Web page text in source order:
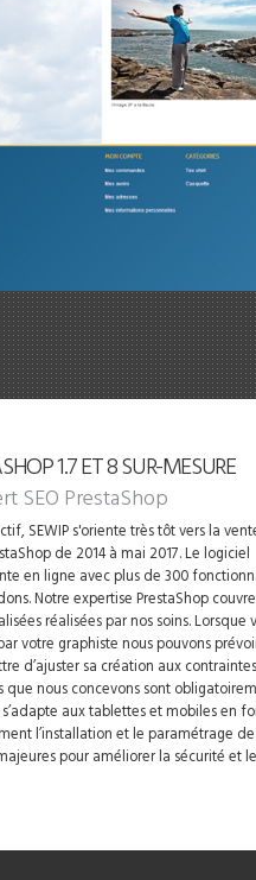
1.7 ET 8 SUR-MESURE
SEO PrestaShop
SEWIP s'oriente très tôt vers la
de 2014 à mai 2017. Le logiciel
en ligne avec plus de 300
Notre expertise PrestaShop
réalisées par nos soins. Lorsque
votre graphiste nous pouvons
d’ajuster sa création aux contraintes
que nous concevons sont
aux tablettes et mobiles en
l’installation et le paramétrage
pour améliorer la sécurité et